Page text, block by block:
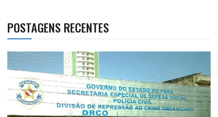
POSTAGENS RECENTES